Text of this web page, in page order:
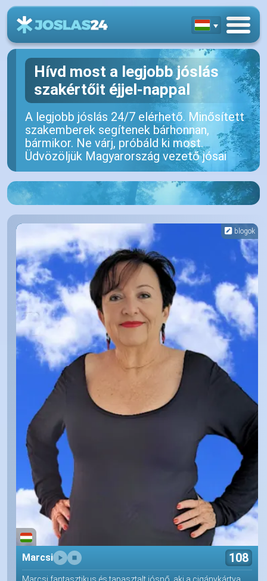
Hívd most a legjobb jóslás
szakértőit éjjel-nappal
A legjobb jóslás 24/7 elérhető. Minősített
szakemberek segítenek bárhonnan,
bármikor. Ne várj, próbáld ki most.
Üdvözöljük Magyarország vezető jósai
blogok
Marcsi 108